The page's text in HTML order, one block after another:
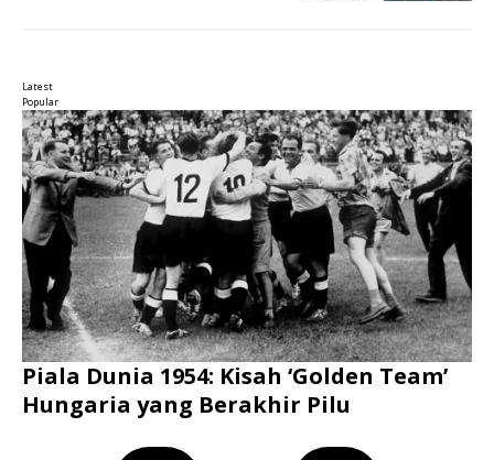
Latest
Popular
Piala Dunia 1954: Kisah ‘Golden Team’
Hungaria yang Berakhir Pilu